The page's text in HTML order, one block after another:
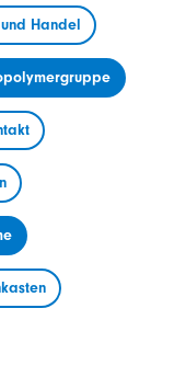
und Handel